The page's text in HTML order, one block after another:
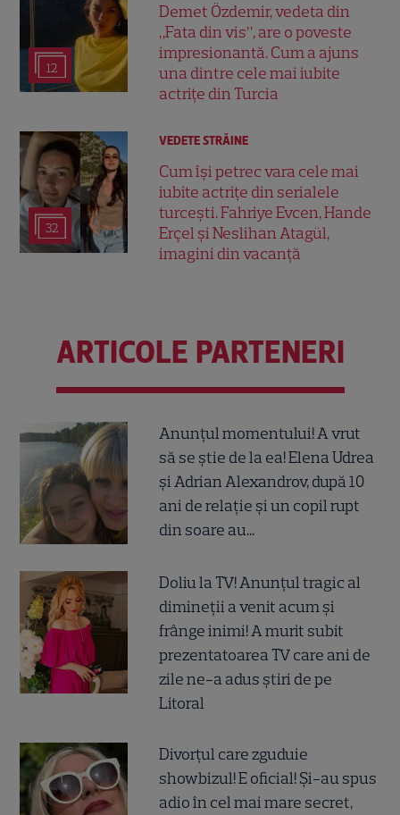
12
Demet Özdemir, vedeta din
„Fata din vis”, are o poveste
impresionantă. Cum a ajuns
una dintre cele mai iubite
actrițe din Turcia
32
VEDETE STRĂINE
Cum își petrec vara cele mai
iubite actrițe din serialele
turcești. Fahriye Evcen, Hande
Erçel și Neslihan Atagül,
imagini din vacanță
ARTICOLE PARTENERI
Anunțul momentului! A vrut
să se știe de la ea! Elena Udrea
și Adrian Alexandrov, după 10
ani de relație și un copil rupt
din soare au...
Doliu la TV! Anunțul tragic al
dimineții a venit acum și
frânge inimi! A murit subit
prezentatoarea TV care ani de
zile ne-a adus știri de pe
Litoral
Divorțul care zguduie
showbizul! E oficial! Și-au spus
adio în cel mai mare secret,